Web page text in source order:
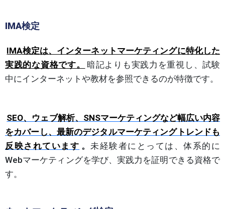
IMA検定
IMA検定は、インターネットマーケティングに特化した
実践的な資格です。
暗記よりも実践力を重視し、試験
中にインターネットや教材を参照できるのが特徴です。
SEO、ウェブ解析、SNSマーケティングなど幅広い内容
をカバーし、最新のデジタルマーケティングトレンドも
反映されています 。未経験者にとっては、体系的に
Webマーケティングを学び、実践力を証明できる資格で
す。